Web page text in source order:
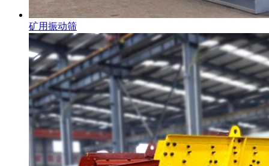
矿用振动筛